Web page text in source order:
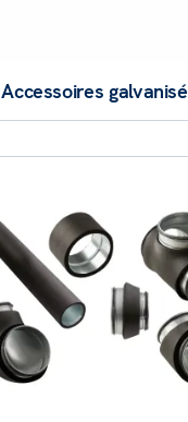
Accessoires galvanisé